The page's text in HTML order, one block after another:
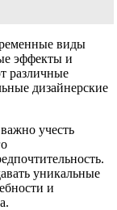
виды
эффекты и
различные
дизайнерские
учесть
уникальные
и